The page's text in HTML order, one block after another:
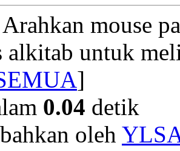
mouse
alkitab untuk
]
0.04 detik
oleh